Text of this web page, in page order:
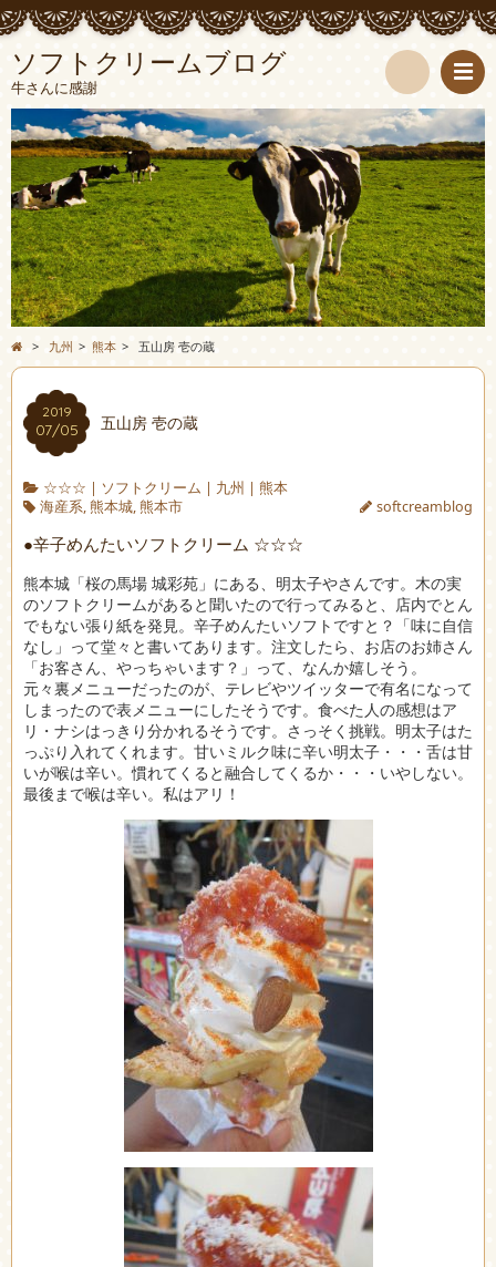
ソフトクリームブログ
牛さんに感謝
検
索
> 九州 > 熊本 > 五山房 壱の蔵
2019
07/05 五山房 壱の蔵
☆☆☆ | ソフトクリーム | 九州 | 熊本
海産系, 熊本城, 熊本市 softcreamblog
●辛子めんたいソフトクリーム ☆☆☆
熊本城「桜の馬場 城彩苑」にある、明太子やさんです。木の実
のソフトクリームがあると聞いたので行ってみると、店内でとん
でもない張り紙を発見。辛子めんたいソフトですと？「味に自信
なし」って堂々と書いてあります。注文したら、お店のお姉さん
「お客さん、やっちゃいます？」って、なんか嬉しそう。
元々裏メニューだったのが、テレビやツイッターで有名になって
しまったので表メニューにしたそうです。食べた人の感想はア
リ・ナシはっきり分かれるそうです。さっそく挑戦。明太子はた
っぷり入れてくれます。甘いミルク味に辛い明太子・・・舌は甘
いが喉は辛い。慣れてくると融合してくるか・・・いやしない。
最後まで喉は辛い。私はアリ！